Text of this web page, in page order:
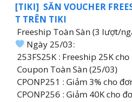
[TIKI] SĂN VOUCHER
T TRÊN TIKI
Freeship Toàn Sàn (3 lượt/
Ngày 25/03:
253FS25K : Freeship 25K
Coupon Toàn Sàn (25/03)
CPONP251 : Giảm 3% cho
CPONP256 : Giảm 40K cho